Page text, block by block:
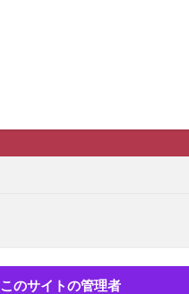
このサイトの管理者